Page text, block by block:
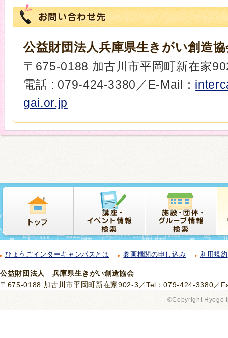
公益財団法人兵庫県生きがい創造
〒675-0188 加古川市平岡町新在家
電話 : 079-424-3380／E-Mail：
gai.or.jp
ひょうごインターキャンパスとは 参画機関の申し込み 利用規約
公益財団法人 兵庫県生きがい創造協会
〒675-0188 加古川市平岡町新在家902-3／Tel：079-424-3380／
©Copyright Hyogo